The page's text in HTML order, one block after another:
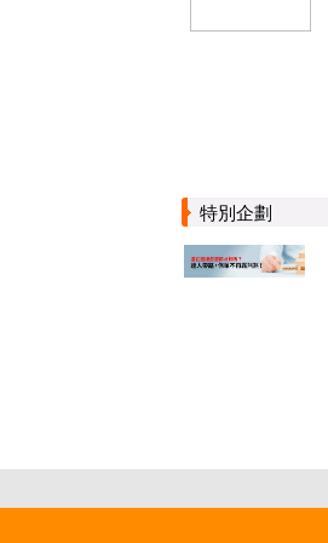
特別企劃